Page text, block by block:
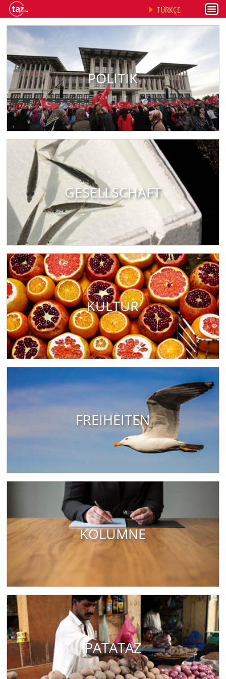
TÜRKÇE
POLITIK
GESELLSCHAFT
KULTUR
FREIHEITEN
KOLUMNE
PATATAZ